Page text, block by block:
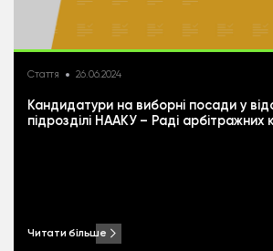
Стаття 26.06.2024
Кандидатури на виборні посади у
підрозділі НААКУ – Раді арбітражних
Читати більше